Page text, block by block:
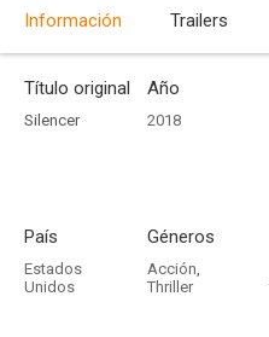
Información Trailers
Título original
Silencer
Año
2018
País
Estados
Unidos
Géneros
Acción,
Thriller